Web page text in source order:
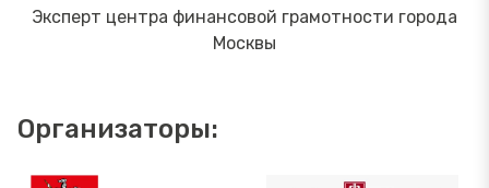
Эксперт центра финансовой грамотности города
Москвы
Организаторы: